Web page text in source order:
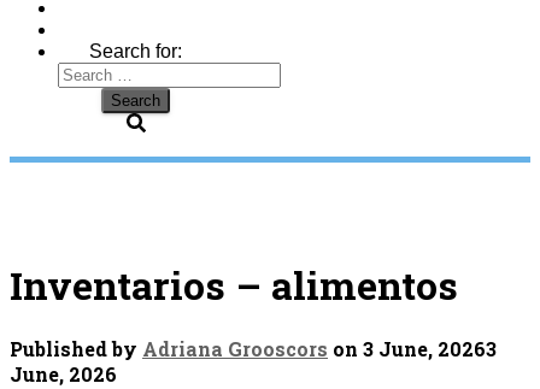
Search for:
Inventarios – alimentos
Published by Adriana Grooscors on 3 June, 20263
June, 2026